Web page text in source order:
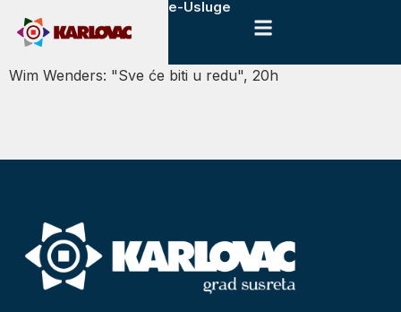
e-Usluge
Wim Wenders: "Sve će biti u redu", 20h